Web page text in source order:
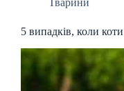
Тварини
5 випадків, коли